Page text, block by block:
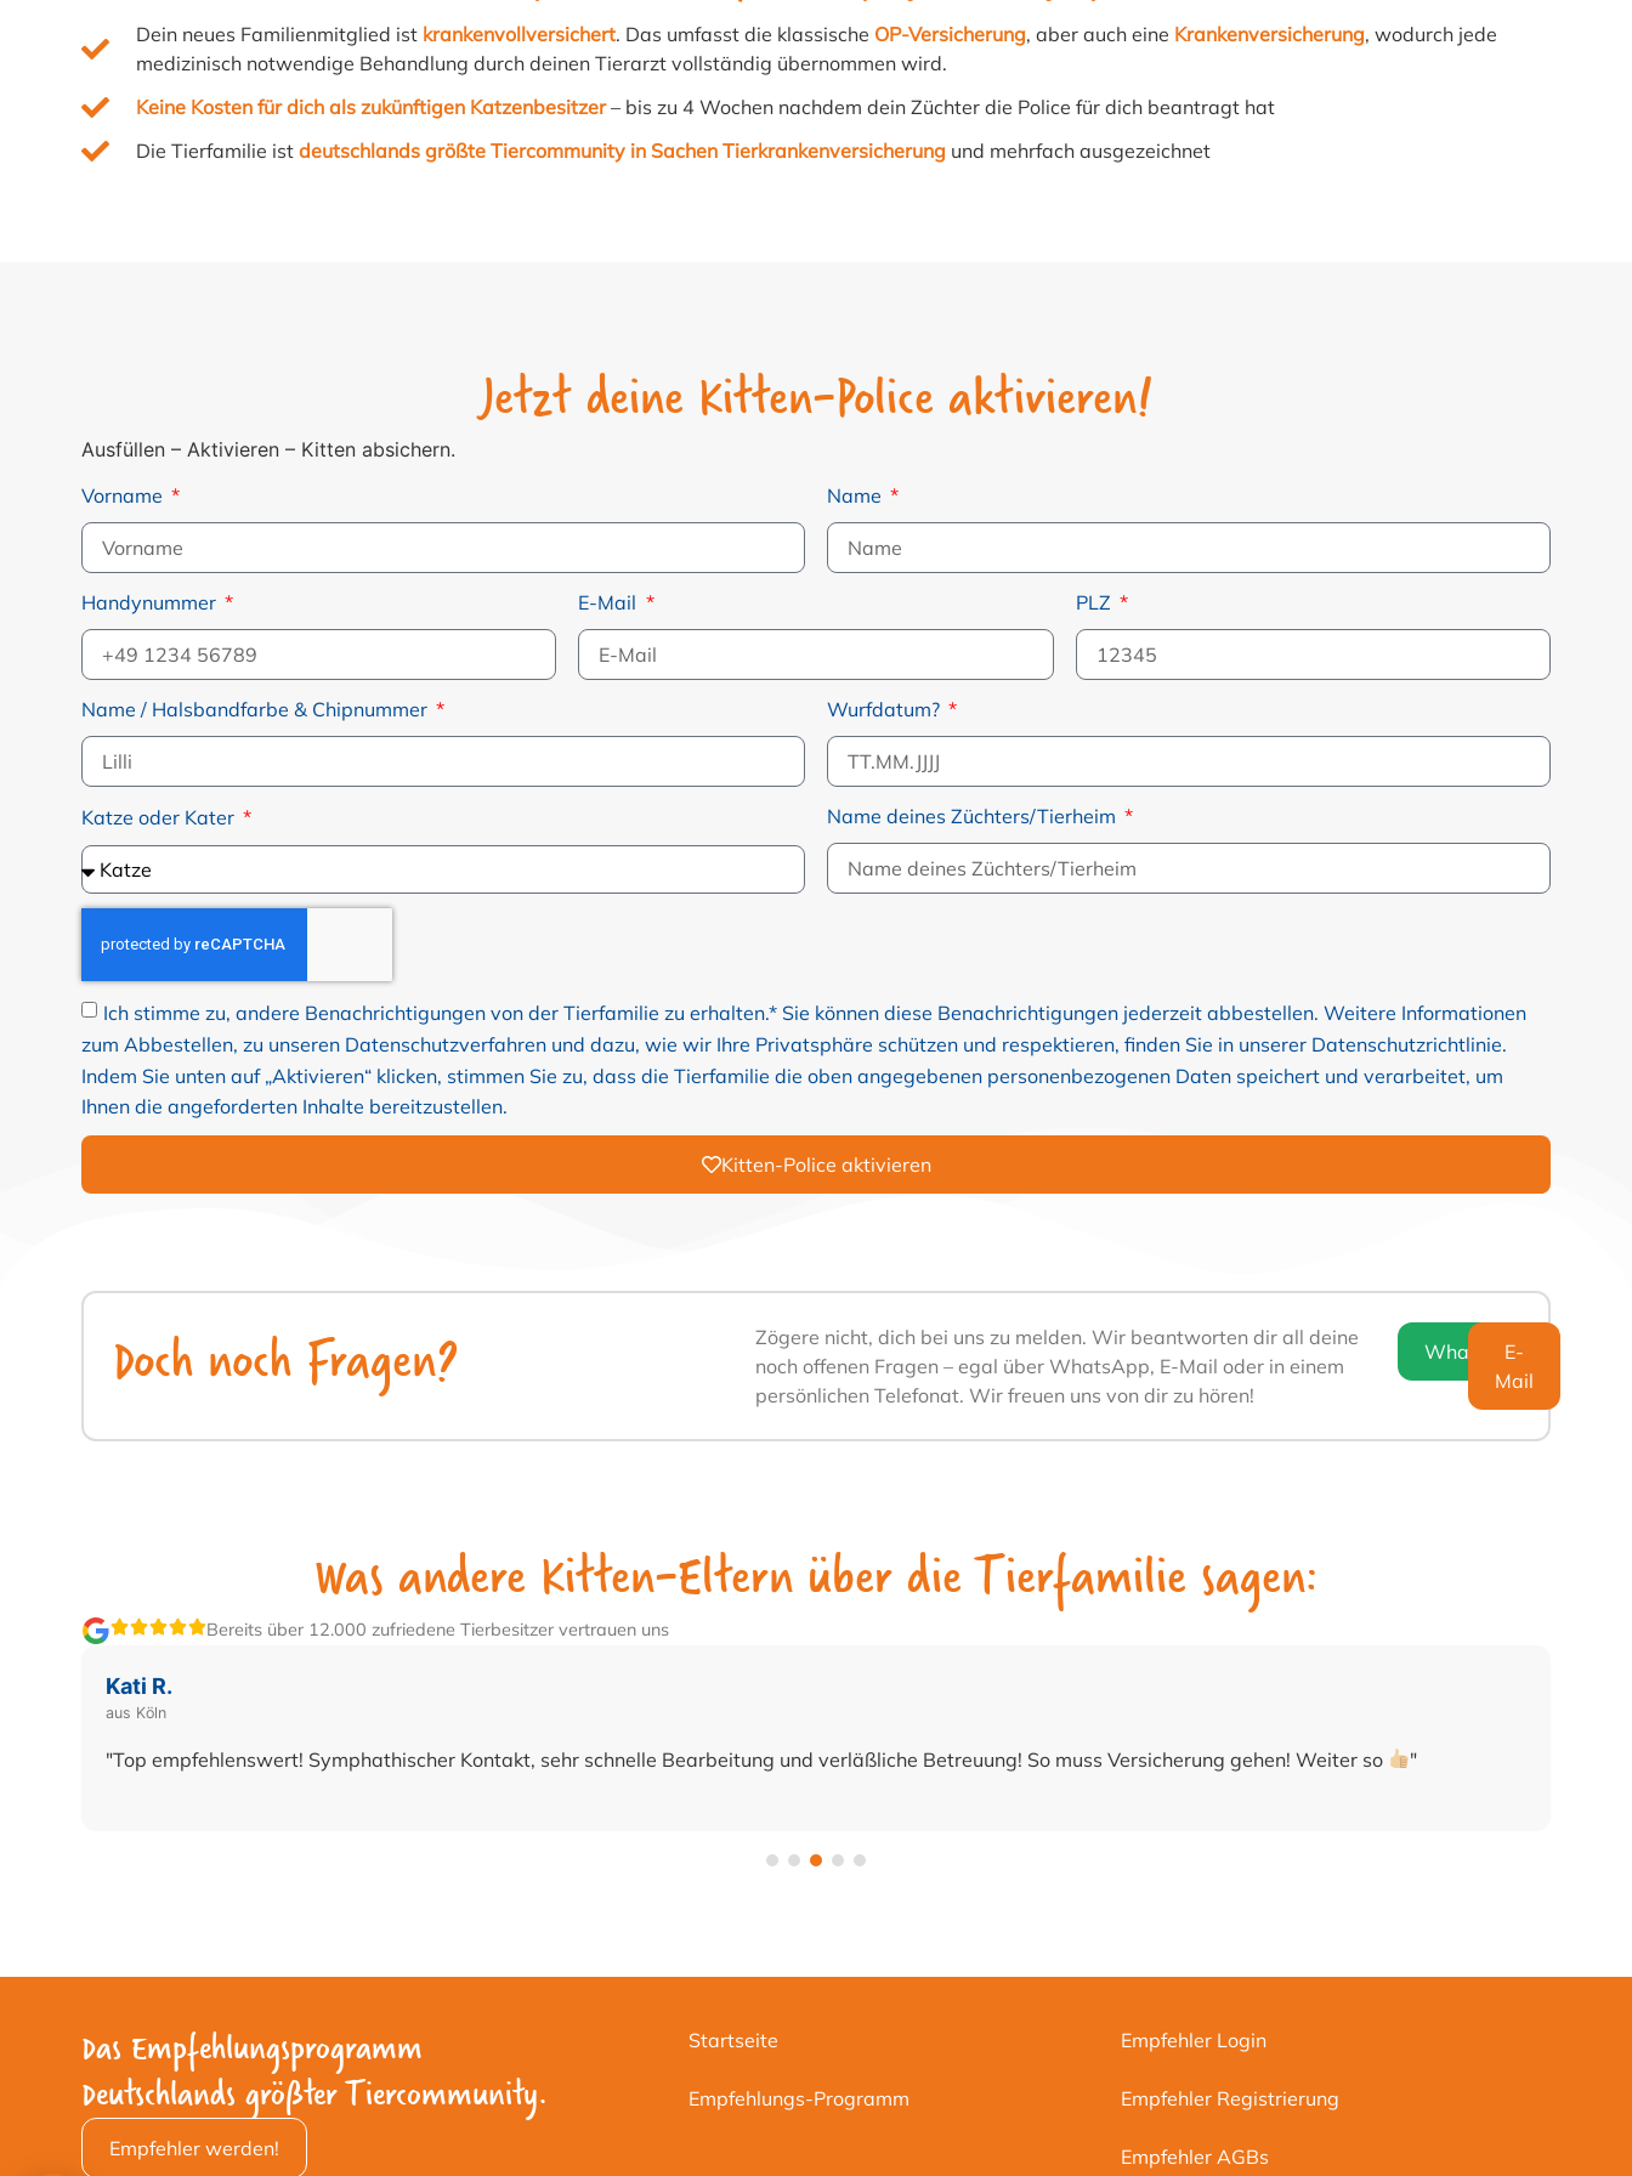
Dein neues Familienmitglied ist krankenvollversichert. Das umfasst die klassische OP-Versicherung, aber auch eine Krankenversicherung, wodurch jede
medizinisch notwendige Behandlung durch deinen Tierarzt vollständig übernommen wird.
Keine Kosten für dich als zukünftigen Katzenbesitzer– bis zu 4 Wochen nachdem dein Züchter die Police für dich beantragt hat
Die Tierfamilie ist deutschlands größte Tiercommunity in Sachen Tierkrankenversicherungund mehrfach ausgezeichnet
Jetzt deine Kitten-Police aktivieren!
Ausfüllen – Aktivieren – Kitten absichern.
Vorname
Name
Handynummer E-Mail PLZ
Name / Halsbandfarbe & Chipnummer Wurfdatum?
Katze oder Kater Name deines Züchters/Tierheim
Ich stimme zu, andere Benachrichtigungen von der Tierfamilie zu erhalten.* Sie können diese Benachrichtigungen jederzeit abbestellen. Weitere Informationen
zum Abbestellen, zu unseren Datenschutzverfahren und dazu, wie wir Ihre Privatsphäre schützen und respektieren, finden Sie in unserer Datenschutzrichtlinie.
Indem Sie unten auf „Aktivieren“ klicken, stimmen Sie zu, dass die Tierfamilie die oben angegebenen personenbezogenen Daten speichert und verarbeitet, um
Ihnen die angeforderten Inhalte bereitzustellen.
Kitten-Police aktivieren
Doch noch Fragen?
Zögere nicht, dich bei uns zu melden. Wir beantworten dir all deine
noch offenen Fragen – egal über WhatsApp, E-Mail oder in einem
persönlichen Telefonat. Wir freuen uns von dir zu hören!
WhatsApp
E-
Mail
Was andere Kitten-Eltern über die Tierfamilie sagen:
Bereits über 12.000 zufriedene Tierbesitzer vertrauen uns
Kati R.
aus Köln
"Top empfehlenswert! Symphathischer Kontakt, sehr schnelle Bearbeitung und verläßliche Betreuung! So muss Versicherung gehen! Weiter so "
Das Empfehlungsprogramm
Deutschlands größter Tiercommunity.
Empfehler werden!
Startseite
Empfehlungs-Programm
Empfehler Login
Empfehler Registrierung
Empfehler AGBs